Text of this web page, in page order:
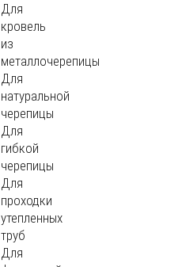
Для
кровель
из
металлочерепицы
Для
натуральной
черепицы
Для
гибкой
черепицы
Для
проходки
утепленных
труб
Для